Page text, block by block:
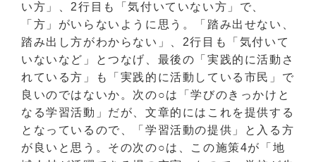
い方」、2行目も「気付いていない方」で、
「方」がいらないように思う。「踏み出せない、
踏み出し方がわからない」、2行目も「気付いて
いないなど」とつなげ、最後の「実践的に活動さ
れている方」も「実践的に活動している市民」で
良いのではないか。次の○は「学びのきっかけと
なる学習活動」だが、文章的にはこれを提供する
となっているので、「学習活動の提供」と入る方
が良いと思う。その次の○は、この施策4が「地